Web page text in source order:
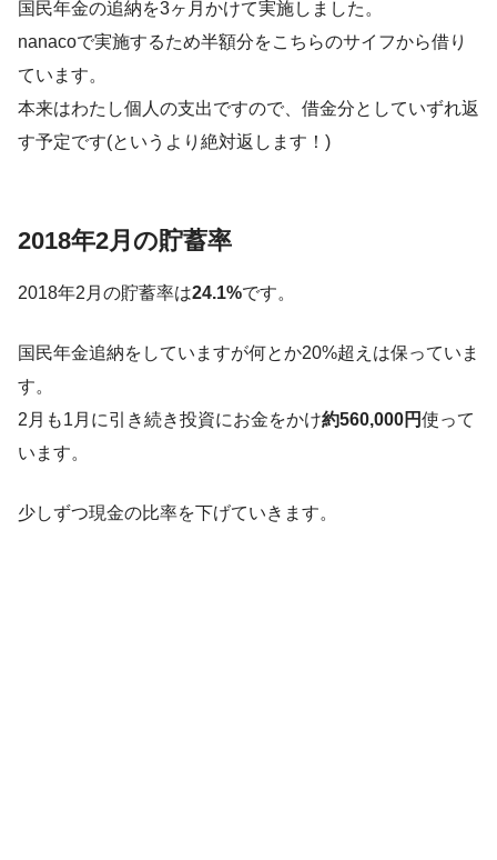
国民年金の追納を3ヶ月かけて実施しました。
nanacoで実施するため半額分をこちらのサイフから借り
ています。
本来はわたし個人の支出ですので、借金分としていずれ返
す予定です(というより絶対返します！)
2018年2月の貯蓄率
2018年2月の貯蓄率は24.1%です。
国民年金追納をしていますが何とか20%超えは保っていま
す。
2月も1月に引き続き投資にお金をかけ約560,000円使って
います。
少しずつ現金の比率を下げていきます。